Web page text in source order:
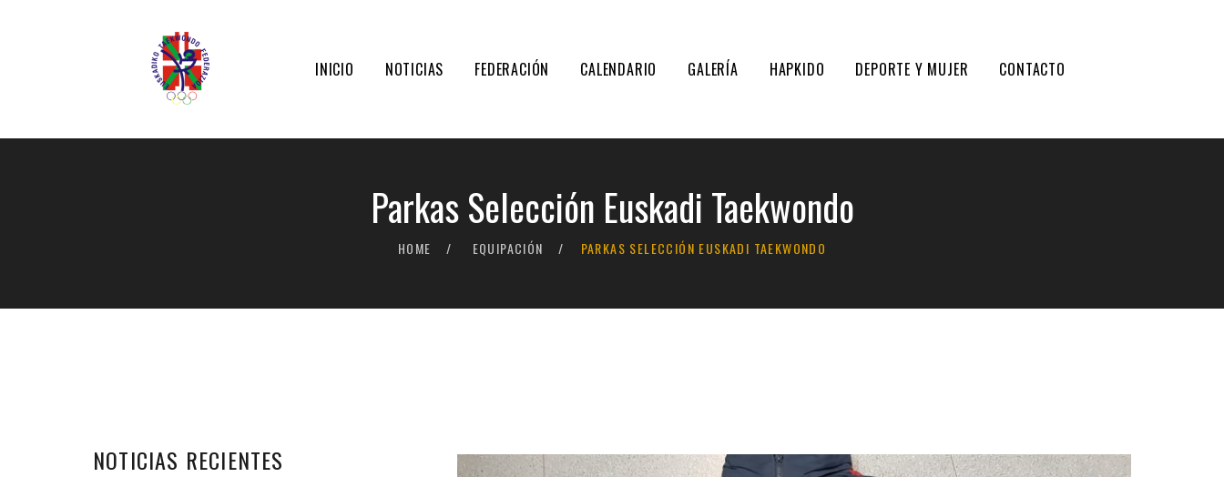
INICIO NOTICIAS FEDERACIÓN CALENDARIO GALERÍA HAPKIDO DEPORTE Y MUJER CONTACTO
Parkas Selección Euskadi Taekwondo
HOME EQUIPACIÓN PARKAS SELECCIÓN EUSKADI TAEKWONDO
NOTICIAS RECIENTES